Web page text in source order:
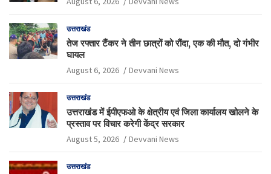
उत्तराखंड
तेज रफ्तार टैंकर ने तीन छात्रों को रौंदा, एक की मौत, दो गंभीर
घायल
August 6, 2026 Devvani News
उत्तराखंड
उत्तराखंड में ईपीएफओ के क्षेत्रीय एवं जिला कार्यालय खोलने के
प्रस्ताव पर विचार करेगी केंद्र सरकार
August 5, 2026 Devvani News
उत्तराखंड